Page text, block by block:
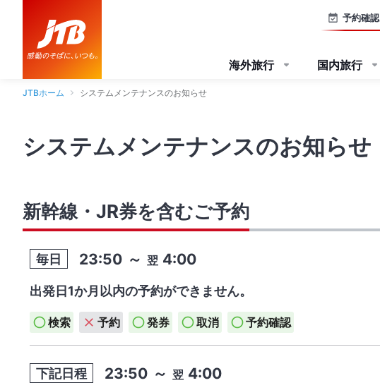
予約確認
海外旅行 国内旅行
JTBホーム システムメンテナンスのお知らせ
システムメンテナンスのお知らせ
新幹線・JR券を含むご予約
毎日 23:50 ～ 翌 4:00
出発日1か月以内の予約ができません。
検索 予約 発券 取消 予約確認
下記日程 23:50 ～ 翌 4:00